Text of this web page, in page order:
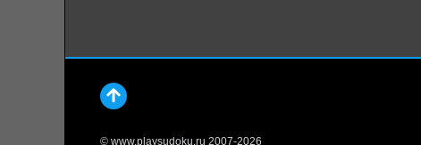
© www.playsudoku.ru 2007-2026